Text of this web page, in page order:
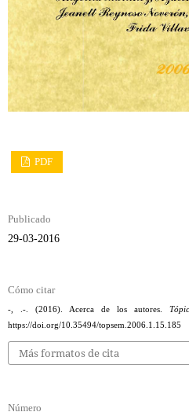
PDF
Publicado
29-03-2016
Cómo citar
-, .-. (2016). Acerca de los autores.
https://doi.org/10.35494/topsem.2006.1.15.185
Más formatos de cita
Número